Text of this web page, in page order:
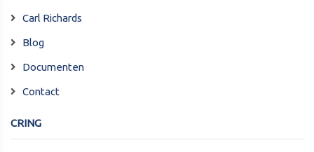
Carl Richards
Blog
Documenten
Contact
CRING